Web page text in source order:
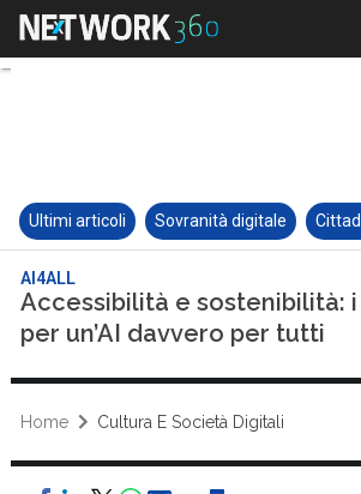
Ultimi articoli Sovranità digitale
AI4ALL
Accessibilità e sostenibilità:
per un’AI davvero per tutti
Home Cultura E Società Digitali